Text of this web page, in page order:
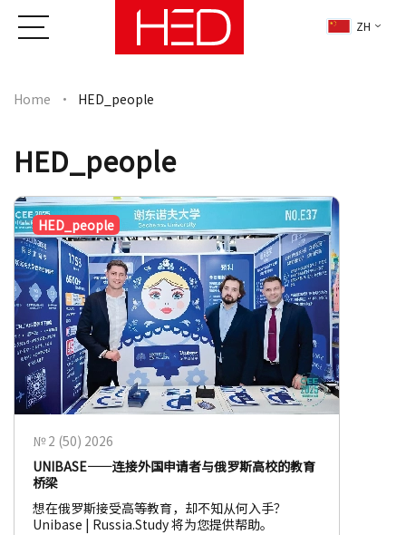
ZH
Home HED_people
HED_people
HED_people
№ 2 (50) 2026
UNIBASE——连接外国申请者与俄罗斯高校的教育
桥梁
想在俄罗斯接受高等教育，却不知从何入手？
Unibase | Russia.Study 将为您提供帮助。